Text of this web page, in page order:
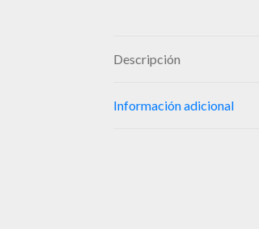
Descripción
Información adicional